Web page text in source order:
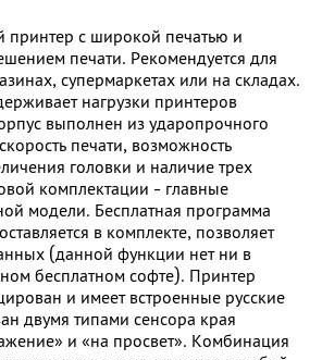
с широкой печатью и
печати. Рекомендуется для
супермаркетах или на складах.
нагрузки принтеров
выполнен из ударопрочного
печати, возможность
головки и наличие трех
комплектации - главные
модели. Бесплатная программа
в комплекте, позволяет
(данной функции нет ни в
бесплатном софте). Принтер
и имеет встроенные русские
двумя типами сенсора края
и «на просвет». Комбинация